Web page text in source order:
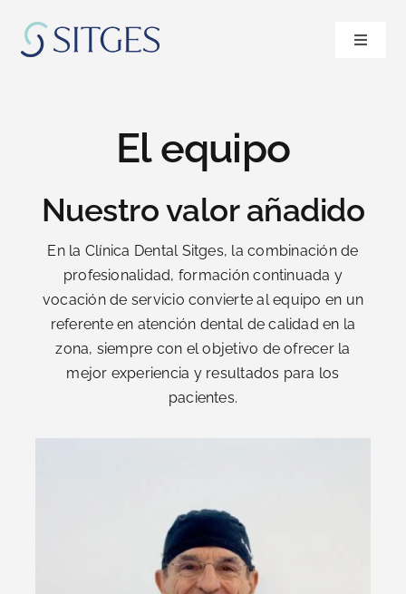
contenido
Toggle
Especialidades
El equipo
FAQ’s
El equipo
Nuestro valor añadido
En la Clínica Dental Sitges, la combinación de
profesionalidad, formación continuada y
vocación de servicio convierte al equipo en un
referente en atención dental de calidad en la
zona, siempre con el objetivo de ofrecer la
mejor experiencia y resultados para los
pacientes.